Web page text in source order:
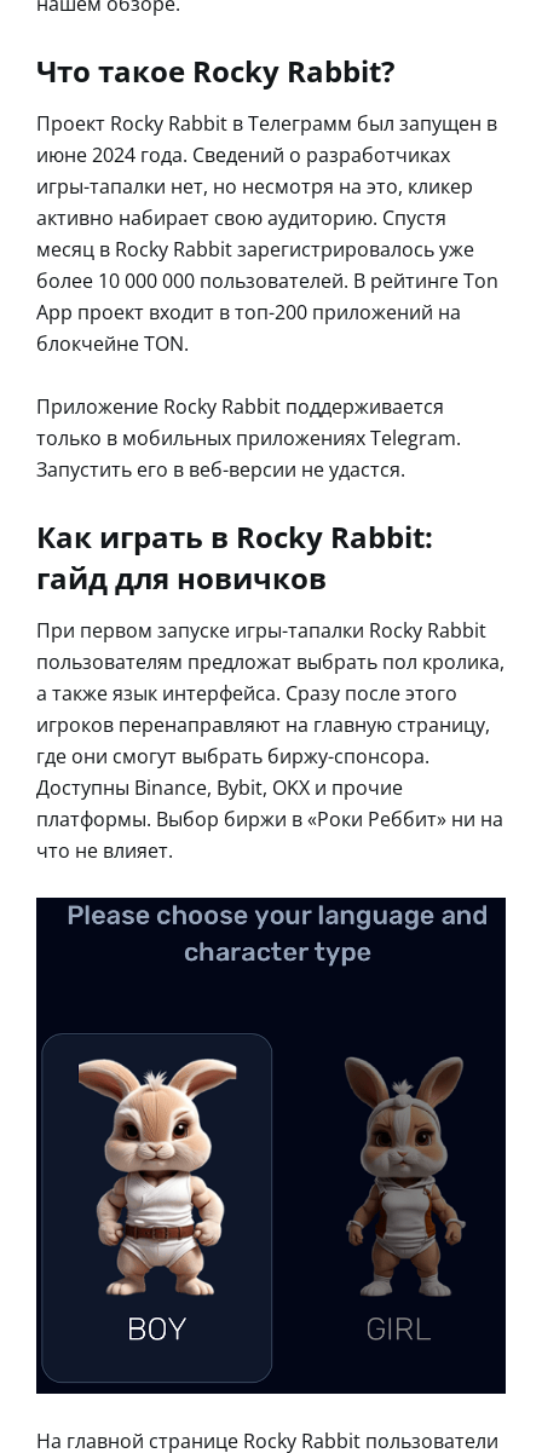
Что такое Rocky Rabbit?
Проект Rocky Rabbit в Телеграмм был запущен в
июне 2024 года. Сведений о разработчиках
игры-тапалки нет, но несмотря на это, кликер
активно набирает свою аудиторию. Спустя
месяц в Rocky Rabbit зарегистрировалось уже
более 10 000 000 пользователей. В рейтинге Ton
App проект входит в топ-200 приложений на
блокчейне TON.
Приложение Rocky Rabbit поддерживается
только в мобильных приложениях Telegram.
Запустить его в веб-версии не удастся.
Как играть в Rocky Rabbit:
гайд для новичков
При первом запуске игры-тапалки Rocky Rabbit
пользователям предложат выбрать пол кролика,
а также язык интерфейса. Сразу после этого
игроков перенаправляют на главную страницу,
где они смогут выбрать биржу-спонсора.
Доступны Binance, Bybit, OKX и прочие
платформы. Выбор биржи в «Роки Реббит» ни на
что не влияет.
На главной странице Rocky Rabbit пользователи